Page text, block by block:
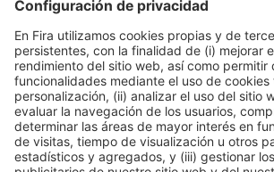
Organizadores